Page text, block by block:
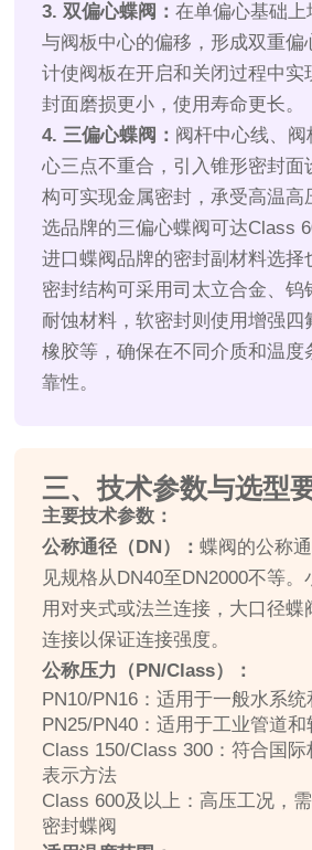
3. 双偏心蝶阀：在单偏心基础
与阀板中心的偏移，形成双重偏
计使阀板在开启和关闭过程中实
封面磨损更小，使用寿命更长。
4. 三偏心蝶阀： 阀杆中心线、
心三点不重合，引入锥形密封面
构可实现金属密封，承受高温高
选品牌的三偏心蝶阀可达Class
进口蝶阀品牌的密封副材料选择
密封结构可采用司太立合金、钨
耐蚀材料，软密封则使用增强四
橡胶等，确保在不同介质和温度
靠性。
三、技术参数与选型
主要技术参数：
公称通径（DN）：蝶阀的公称
见规格从DN40至DN2000不等
用对夹式或法兰连接，大口径蝶
连接以保证连接强度。
公称压力（PN/Class）：
PN10/PN16：适用于一般水系
PN25/PN40：适用于工业管道
Class 150/Class 300：符合国
表示方法
Class 600及以上：高压工况，
密封蝶阀